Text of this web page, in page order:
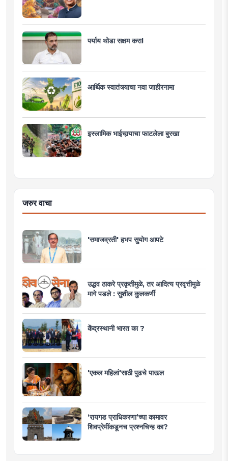
पर्याय थोडा सक्षम करा!
आर्थिक स्वातंत्र्याचा नवा जाहीरनामा
इस्लामिक भाईचार्‍याचा फाटलेला बुरखा
जरुर वाचा
'समाजव्रती' हभप सुयोग आपटे
उद्धव ठाकरे प्रकृतीमुळे, तर आदित्य प्रवृत्तीमुळे
मागे पडले : सुशील कुलकर्णी
केंद्रस्थानी भारत का ?
'एकल महिलां'साठी पुढचे पाऊल
‘रायगड प्राधिकरणा’च्या कामावर
शिवप्रेमींकडूनच प्रश्नचिन्ह का?